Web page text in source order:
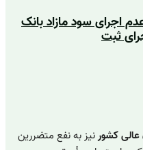
اجرای سود مازاد بانک
ثبت
نیز به نفع متضررین